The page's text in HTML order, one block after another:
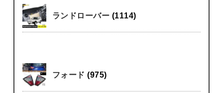
ランドローバー (1114)
フォード(975)